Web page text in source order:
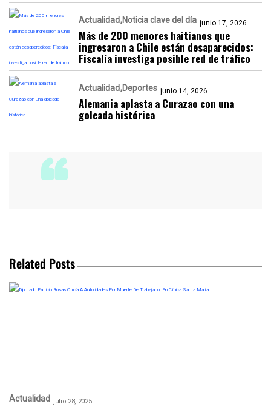
Actualidad Noticia clave del día junio 17, 2026
Más de 200 menores haitianos que
ingresaron a Chile están desaparecidos:
Fiscalía investiga posible red de tráfico
Actualidad Deportes junio 14, 2026
Alemania aplasta a Curazao con una
goleada histórica
Related Posts
Actualidad julio 28, 2025